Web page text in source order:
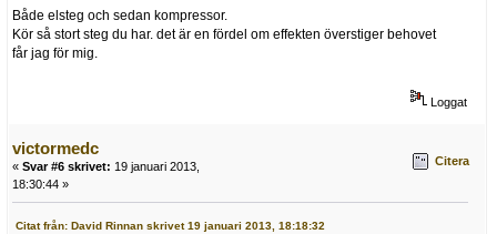
Både elsteg och sedan kompressor.
Kör så stort steg du har. det är en fördel om effekten överstiger behovet
får jag för mig.
Loggat
victormedc
« Svar #6 skrivet: 19 januari 2013,
18:30:44 »
Citera
Citat från: David Rinnan skrivet 19 januari 2013, 18:18:32